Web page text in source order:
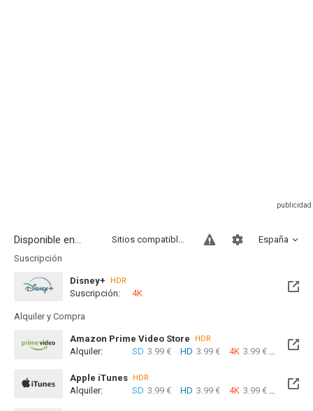
Disponible en... España
Sitios compatibles
Suscripción
Disney+ HDR
Suscripción: 4K
Alquiler y Compra
Amazon Prime Video Store HDR
Alquiler: SD 3.99 € HD 3.99 € 4K 3.99 €
Apple iTunes HDR
Alquiler: SD 3.99 € HD 3.99 € 4K 3.99 €